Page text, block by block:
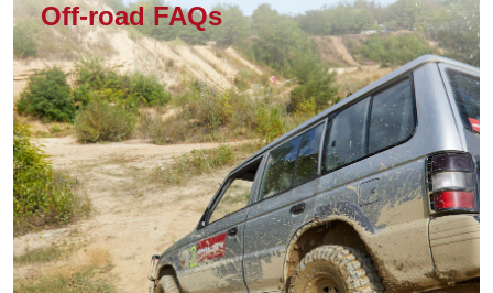
Off-road FAQs